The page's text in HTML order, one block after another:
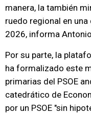
manera, la también
ruedo regional en
2026, informa
Por su parte, la
ha formalizado este
primarias del PSOE
catedrático de
por un PSOE "sin